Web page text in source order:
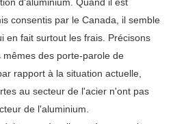
d'aluminium. Quand il est
consentis par le Canada, il semble
en fait surtout les frais. Précisons
des porte-parole de
rapport à la situation actuelle,
au secteur de l'acier n'ont pas
de l'aluminium.